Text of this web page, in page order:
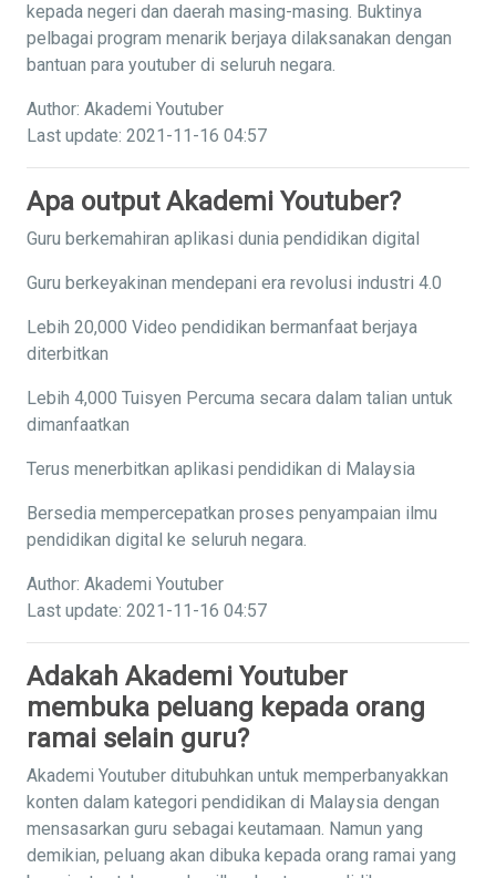
kepada negeri dan daerah masing-masing. Buktinya
pelbagai program menarik berjaya dilaksanakan dengan
bantuan para youtuber di seluruh negara.
Author: Akademi Youtuber
Last update: 2021-11-16 04:57
Apa output Akademi Youtuber?
Guru berkemahiran aplikasi dunia pendidikan digital
Guru berkeyakinan mendepani era revolusi industri 4.0
Lebih 20,000 Video pendidikan bermanfaat berjaya
diterbitkan
Lebih 4,000 Tuisyen Percuma secara dalam talian untuk
dimanfaatkan
Terus menerbitkan aplikasi pendidikan di Malaysia
Bersedia mempercepatkan proses penyampaian ilmu
pendidikan digital ke seluruh negara.
Author: Akademi Youtuber
Last update: 2021-11-16 04:57
Adakah Akademi Youtuber
membuka peluang kepada orang
ramai selain guru?
Akademi Youtuber ditubuhkan untuk memperbanyakkan
konten dalam kategori pendidikan di Malaysia dengan
mensasarkan guru sebagai keutamaan. Namun yang
demikian, peluang akan dibuka kepada orang ramai yang